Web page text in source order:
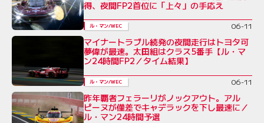
得、夜間FP2首位に「上々」の手応え
ル・マン/WEC 06-11
マイナートラブル続発の夜間走行はトヨタ可
夢偉が最速。太田組はクラス5番手【ル・マ
ン24時間FP2／タイム結果】
ル・マン/WEC 06-11
昨年覇者フェラーリがノックアウト。アル
ピーヌが僅差でキャデラックを下し最速に／
ル・マン24時間予選